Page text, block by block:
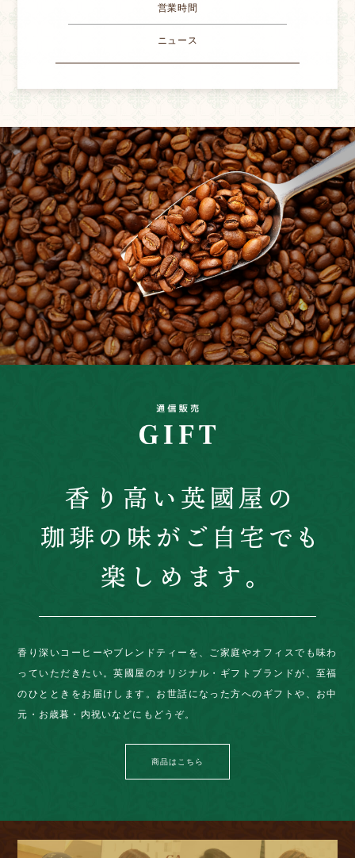
営業時間
ニュース
香り深いコーヒーやブレンドティーを、ご家庭やオフィスでも味わ
っていただきたい。英國屋のオリジナル・ギフトブランドが、至福
のひとときをお届けします。お世話になった方へのギフトや、お中
元・お歳暮・内祝いなどにもどうぞ。
商品はこちら